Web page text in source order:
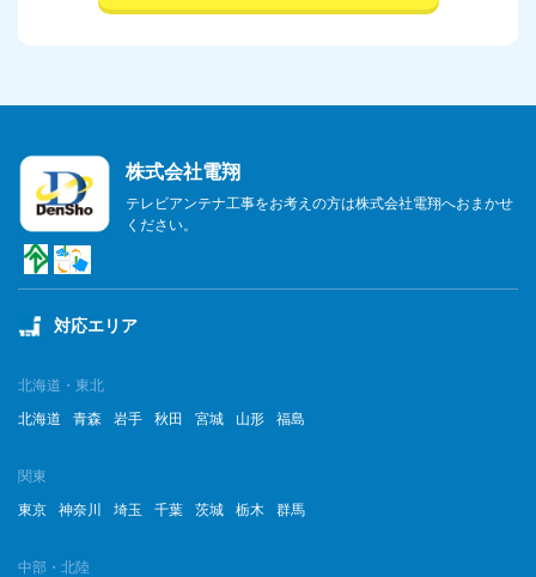
2023年6月
2023年5月
2023年3月
2023年2月
株式会社電翔
テレビアンテナ工事をお考えの方は株式会社電翔へおまかせ
ください。
対応エリア
北海道・東北
北海道
青森 岩手 秋田 宮城 山形 福島
関東
東京
神奈川 埼玉 千葉 茨城 栃木 群馬
中部・北陸